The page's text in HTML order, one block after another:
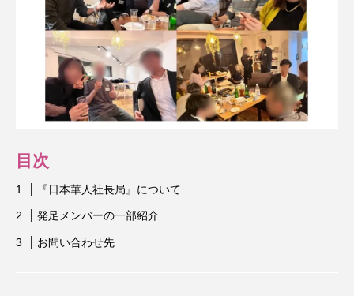
目次
『日本華人社長局』について
発足メンバーの一部紹介
お問い合わせ先